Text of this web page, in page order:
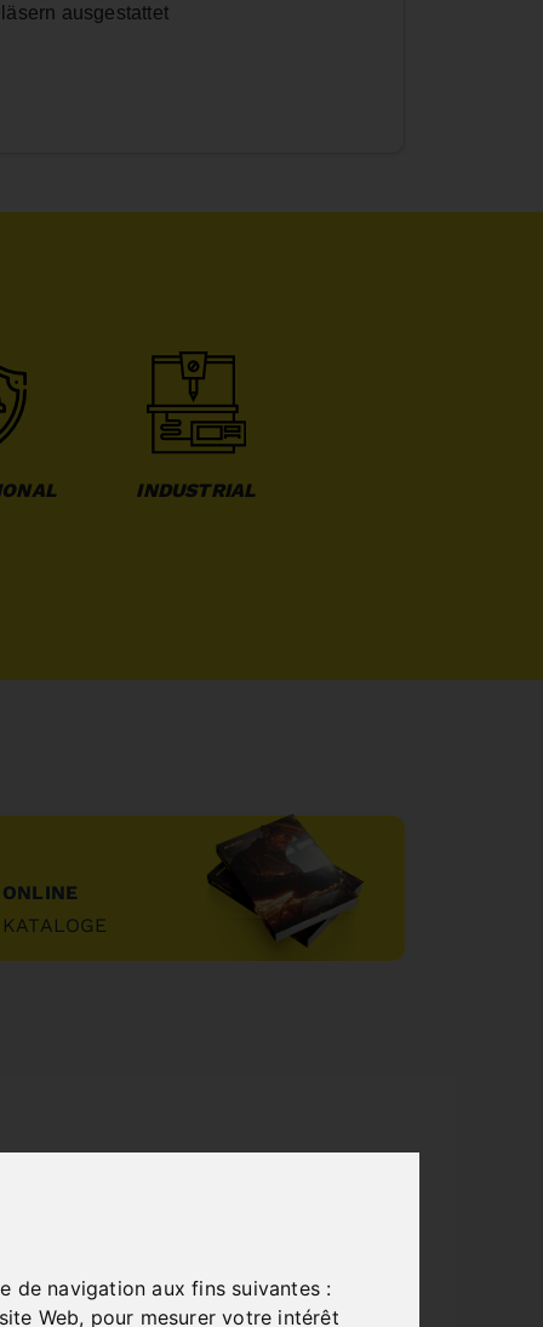
de navigation aux fins suivantes :
Web, pour mesurer votre intérêt
ausgestattet
INDUSTRIAL
ONLINE
KATALOGE
"